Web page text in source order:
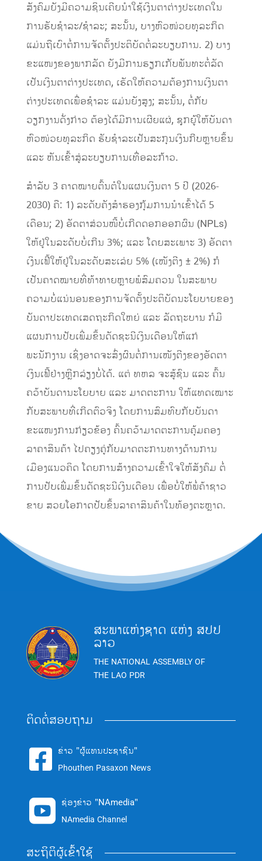
ສັງຄົມຍັງມີຄວາມຊິນເຄີຍນໍາໃຊ້ເງິນຕາຕ່າງປະເທດໃນ
ການຮັບຊຳລະ/ຊຳລະ; ສະນັ້ນ, ບາງຫົວໜ່ວຍທຸລະກິດ
ແມ່ນຖືເບົາຕໍ່ການຈັດຕັ້ງປະຕິບັດຕໍ່ລະບຽບການ. 2) ບາງ
ຂະແໜງຂອງພາກລັດ ຍັງມີການຮຽກເກັບພັນທະຕໍ່ລັດ
ເປັນເງິນຕາຕ່າງປະເທດ, ເຮັດໃຫ້ຄວາມຕ້ອງການເງິນຕາ
ຕ່າງປະເທດເພື່ອຊຳລະ ແມ່ນຍັງສູງ; ສະນັ້ນ, ຕໍ່ກັບ
ວຽກງານດັ່ງກ່າວ ຕ້ອງໄດ້ມີການເຜີຍແຜ່, ຊຸກຍູ້ໃຫ້ບັນດາ
ຫົວໜ່ວຍທຸລະກິດ ຮັບຊໍາລະເປັນສະກຸນເງິນກີບຫຼາຍຂຶ້ນ
ແລະ ຫັນເຂົ້າສູ່ລະບຽບການເທື່ອລະກ້າວ.
ສໍາລັບ 3 ຄາດໝາຍຕົ້ນຕໍໃນແຜນເງິນຕາ 5 ປີ (2026-
2030) ຄື: 1) ລະດັບຄັງສໍາຮອງກຸ້ມການນໍາເຂົ້າໄດ້ 5
ເດືອນ; 2) ອັດຕາສ່ວນໜີ້ບໍ່ເກີດດອກອອກຜົນ (NPLs)
ໃຫ້ຢູ່ໃນລະດັບບໍ່ເກີນ 3%; ແລະ ໂດຍສະເພາະ 3) ອັດຕາ
ເງິນເຟີ້ໃຫ້ຢູ່ໃນລະດັບສະເລ່ຍ 5% (ເໜັງຕີງ ± 2%) ກໍ
ເປັນຄາດໝາຍທີ່ທ້າທາຍຫຼາຍພໍສົມຄວນ ໃນສະພາບ
ຄວາມບໍ່ແນ່ນອນຂອງການຈັດຕັ້ງປະຕິບັດນະໂຍບາຍຂອງ
ບັນດາປະເທດເສດຖະກິດໃຫຍ່ ແລະ ລັດຖະບານ ກໍມີ
ແຜນການປັບເພີ່ມຂຶ້ນດັດຊະນີເງິນເດືອນໃຫ້ແກ່
ພະນັກງານ ເຊິ່ງອາດຈະສົ່ງຜົນຕໍ່ການເໜັງຕີງຂອງອັດຕາ
ເງິນເຟີ້ຢ່າງຫຼີກລ່ຽງບໍ່ໄດ້. ແຕ່ ທຫລ ຈະສູ້ຊົນ ແລະ ຄົ້ນ
ຄວ້າບັນດານະໂຍບາຍ ແລະ ມາດຕະການ ໃຫ້ແທດເໝາະ
ກັບສະພາບທີ່ເກີດຕົວຈິງ ໂດຍການສົມທົບກັບບັນດາ
ຂະແໜງການກ່ຽວຂ້ອງ ຄົ້ນຄວ້າມາດຕະການຄຸ້ມຄອງ
ລາຄາສິນຄ້າ ໄປຄຽງຄູ່ກັບມາດຕະການທາງດ້ານການ
ເມືອງແນວຄິດ ໂດຍການສ້າງຄວາມເຂົ້າໃຈໃຫ້ສັງຄົມ ຕໍ່
ການປັບເພີ່ມຂຶ້ນດັດຊະນີເງິນເດືອນ ເພື່ອບໍ່ໃຫ້ພໍ່ຄ້າຊາວ
ຂາຍ ສວຍໂອກາດປັບຂຶ້ນລາຄາສິນຄ້າໃນທ້ອງຕະຫຼາດ.
ສະພາແຫ່ງຊາດ ແຫ່ງ ສປປ
ລາວ
THE NATIONAL ASSEMBLY OF
THE LAO PDR
ຕິດຕໍ່ສອບຖາມ
 ຂ່າວ "ຜູ້ແທນປະຊາຊົນ"
Phouthen Pasaxon News
 ຊ່ອງຂ່າວ "NAmedia"
NAmedia Channel
ສະຖິຕິຜູ້ເຂົ້າໃຊ້